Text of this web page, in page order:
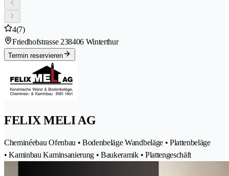
4(7)
Friedhofstrasse 238406 Winterthur
Termin reservieren
FELIX MELI AG
Cheminéebau Ofenbau • Bodenbeläge Wandbeläge • Plattenbeläge
• Kaminbau Kaminsanierung • Baukeramik • Plattengeschäft